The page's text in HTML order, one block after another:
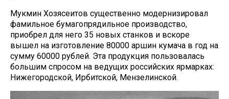
Мукмин Хозясеитов существенно модернизировал
фамильное бумагопрядильное производство,
приобрел для него 35 новых станков и вскоре
вышел на изготовление 80000 аршин кумача в год на
сумму 60000 рублей. Эта продукция пользовалась
большим спросом на ведущих российских ярмарках:
Нижегородской, Ирбитской, Мензелинской.